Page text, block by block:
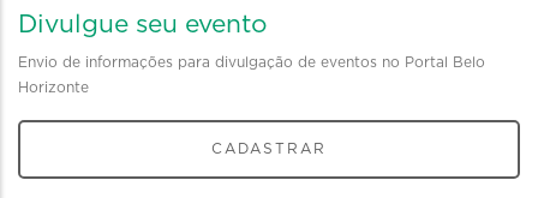
Divulgue seu evento
Envio de informações para divulgação de eventos no Portal Belo
Horizonte
CADASTRAR